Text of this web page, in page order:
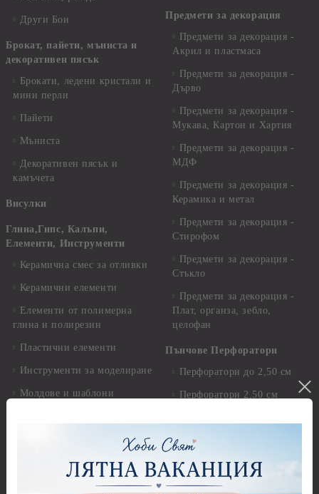
Други Бои
Брокат, пайети, мъниста и
декоративен пясък
Брокати, ледени кристали и
мини перли
Пайети
Мъниста
Декоративен пясък и
камъчета
Висулки
Глина,Гипс, Калъпи,
Елементи, Инструменти
Керамична смес за отливки
Керамични елементи
Елементи от полимерна
глина и полирезин
Пластични елементи
Инструменти за моделиране
Молдове и шаблони
Полимерна Глина
Приложни техники и
Предмети за декорация
Предмети за декорация -
Акрил и пластмаса
Предмети за декорация -
Дърво
Предмети за декорация -
Мукава, Картон и Хартия
Предмети за декорация -
МДФ
Предмети за декорация -
Керамика и метал
Предмети за декорация -
Стирофом
Предмети за декорация -
Стъкло
Предмети за декорация -
Плат, органза, зебло,
целофан
Пънчове Перфоратори
Перфоратори до 2,50 см
Перфоратори 2,50 см
Бордюрни пънчове
Ъглови перфоратори
Перфоратори Основни